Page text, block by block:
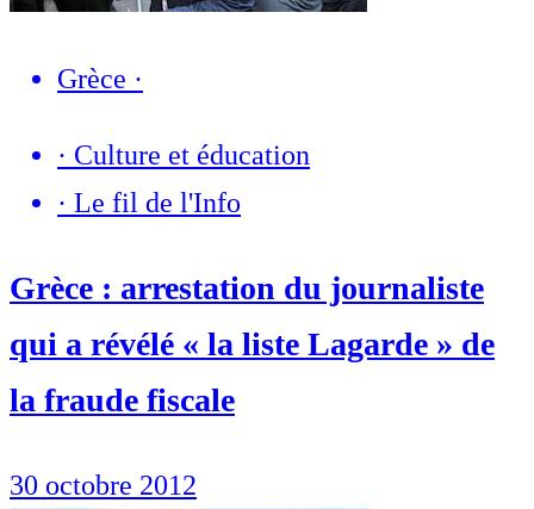
Grèce ·
· Culture et éducation
· Le fil de l'Info
Grèce : arrestation du journaliste
qui a révélé « la liste Lagarde » de
la fraude fiscale
30 octobre 2012